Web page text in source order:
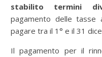
stabilito termini
pagamento delle tasse
pagare tra il 1° e il 31
Il pagamento per il